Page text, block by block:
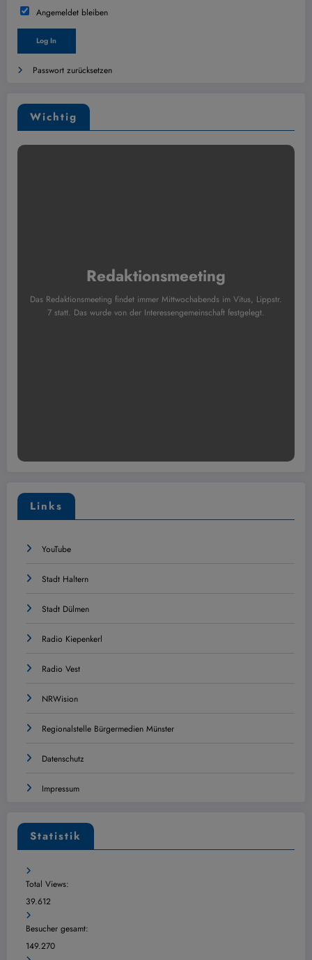
Angemeldet bleiben
Passwort zurücksetzen
Wichtig
Redaktionsmeeting
Das Redaktionsmeeting findet immer Mittwochabends im Vitus, Lippstr.
7 statt. Das wurde von der Interessengemeinschaft festgelegt.
Links
YouTube
Stadt Haltern
Stadt Dülmen
Radio Kiepenkerl
Radio Vest
NRWision
Regionalstelle Bürgermedien Münster
Datenschutz
Impressum
Statistik
Total Views:
39.612
Besucher gesamt:
149.270